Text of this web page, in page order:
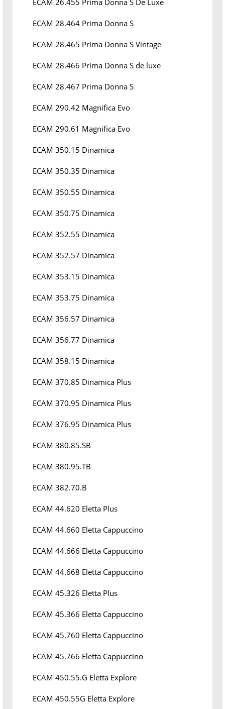
ECAM 26.455 Prima Donna S De Luxe
ECAM 28.464 Prima Donna S
ECAM 28.465 Prima Donna S Vintage
ECAM 28.466 Prima Donna S de luxe
ECAM 28.467 Prima Donna S
ECAM 290.42 Magnifica Evo
ECAM 290.61 Magnifica Evo
ECAM 350.15 Dinamica
ECAM 350.35 Dinamica
ECAM 350.55 Dinamica
ECAM 350.75 Dinamica
ECAM 352.55 Dinamica
ECAM 352.57 Dinamica
ECAM 353.15 Dinamica
ECAM 353.75 Dinamica
ECAM 356.57 Dinamica
ECAM 356.77 Dinamica
ECAM 358.15 Dinamica
ECAM 370.85 Dinamica Plus
ECAM 370.95 Dinamica Plus
ECAM 376.95 Dinamica Plus
ECAM 380.85.SB
ECAM 380.95.TB
ECAM 382.70.B
ECAM 44.620 Eletta Plus
ECAM 44.660 Eletta Cappuccino
ECAM 44.666 Eletta Cappuccino
ECAM 44.668 Eletta Cappuccino
ECAM 45.326 Eletta Plus
ECAM 45.366 Eletta Cappuccino
ECAM 45.760 Eletta Cappuccino
ECAM 45.766 Eletta Cappuccino
ECAM 450.55.G Eletta Explore
ECAM 450.55G Eletta Explore